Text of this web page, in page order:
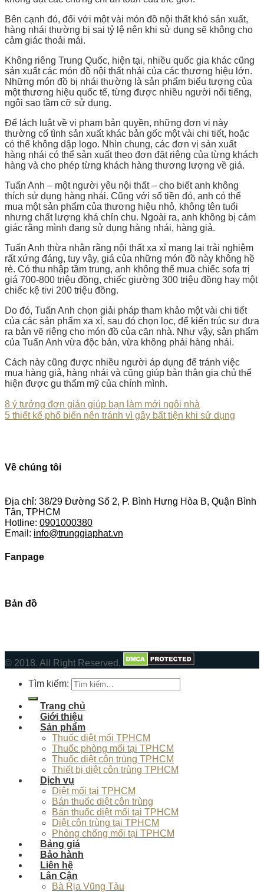
Bên cạnh đó, đối với một vài món đồ nội thất khó sản xuất,
hàng nhái thường bị sai tỷ lệ nên khi sử dụng sẽ không cho
cảm giác thoải mái.
Không riêng Trung Quốc, hiện tại, nhiều quốc gia khác cũng
sản xuất các món đồ nội thất nhái của các thương hiệu lớn.
Những món đồ bị nhái thường là sản phẩm biểu tượng của
một thương hiệu quốc tế, từng được nhiều người nổi tiếng,
ngôi sao tầm cỡ sử dụng.
Để lách luật về vi phạm bản quyền, những đơn vị này
thường cố tình sản xuất khác bản gốc một vài chi tiết, hoặc
có thể không dập logo. Nhìn chung, các đơn vị sản xuất
hàng nhái có thể sản xuất theo đơn đặt riêng của từng khách
hàng và cho phép từng khách hàng thương lượng về giá.
Tuấn Anh – một người yêu nội thất – cho biết anh không
thích sử dụng hàng nhái. Cũng với số tiền đó, anh có thể
mua một sản phẩm của thương hiệu nhỏ, không tên tuổi
nhưng chất lượng khá chỉn chu. Ngoài ra, anh không bị cảm
giác rằng mình đang sử dụng hàng nhái, hàng giả.
Tuấn Anh thừa nhận rằng nội thất xa xỉ mang lại trải nghiệm
rất xứng đáng, tuy vậy, giá của những món đồ này không hề
rẻ. Có thu nhập tầm trung, anh không thể mua chiếc sofa trị
giá 700-800 triệu đồng, chiếc giường 300 triệu đồng hay một
chiếc kệ tivi 200 triệu đồng.
Do đó, Tuấn Anh chọn giải pháp tham khảo một vài chi tiết
của các sản phẩm xa xỉ, sau đó chọn lọc, để kiến trúc sư đưa
ra bản vẽ riêng cho món đồ của căn nhà. Như vậy, sản phẩm
của Tuấn Anh vừa độc bản, vừa không phải hàng nhái.
Cách này cũng được nhiều người áp dụng để tránh việc
mua hàng giả, hàng nhái và cũng giúp bản thân gia chủ thể
hiện được gu thẩm mỹ của chính mình.
8 ý tưởng đơn giản giúp bạn làm mới ngôi nhà
5 thiết kế phổ biến nên tránh vì gây bất tiện khi sử dụng
Về chúng tôi
Địa chỉ: 38/29 Đường Số 2, P. Bình Hưng Hòa B, Quận Bình
Tân, TPHCM
Hotline: 0901000380
Email: info@trunggiaphat.vn
Fanpage
Bản đồ
© 2018. All Right Reserved.
Tìm kiếm:
Trang chủ
Giới thiệu
Sản phẩm
Thuốc diệt mối TPHCM
Thuốc phòng mối tại TPHCM
Thuốc diệt côn trùng TPHCM
Thiết bị diệt côn trùng TPHCM
Dịch vụ
Diệt mối tại TPHCM
Bán thuốc diệt côn trùng
Bán thuốc diệt mối tại TPHCM
Diệt côn trùng tại TPHCM
Phòng chống mối tại TPHCM
Bảng giá
Bảo hành
Liên hệ
Lân Cận
Bà Rịa Vũng Tàu